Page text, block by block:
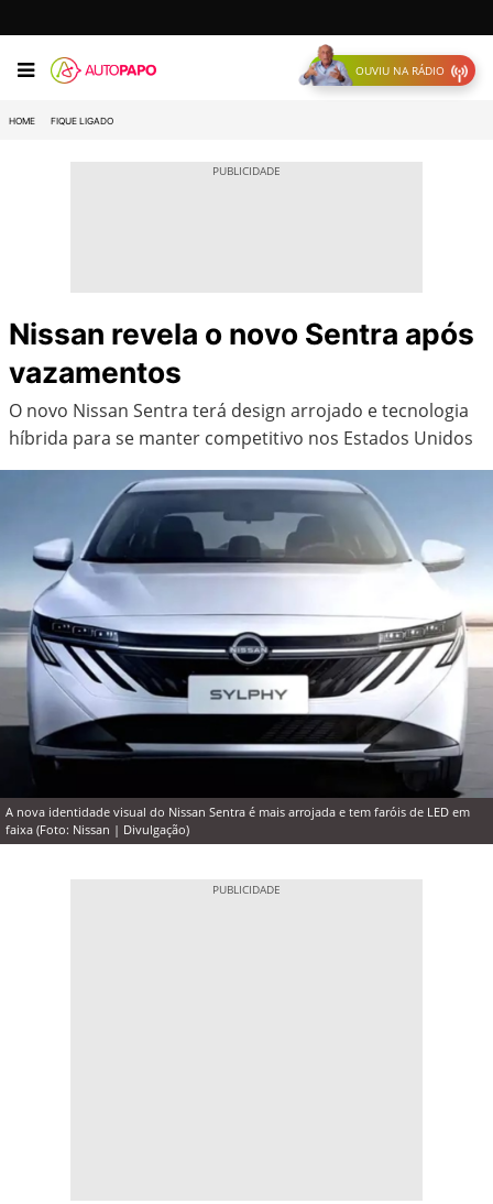
OUVIU NA RÁDIO
HOME FIQUE LIGADO
Nissan revela o novo Sentra após
vazamentos
O novo Nissan Sentra terá design arrojado e tecnologia
híbrida para se manter competitivo nos Estados Unidos
A nova identidade visual do Nissan Sentra é mais arrojada e tem faróis de LED em
faixa (Foto: Nissan | Divulgação)